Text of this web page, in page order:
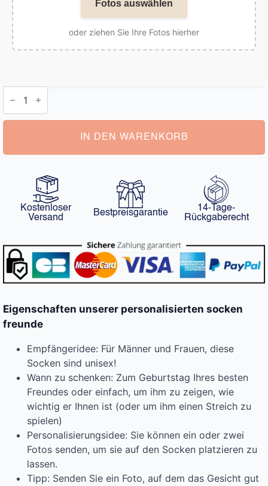
Fotos auswählen
oder ziehen Sie Ihre Fotos hierher
Personalisierte
Socken
Menge
IN DEN WARENKORB
Kostenloser
Versand
Bestpreisgarantie
14-Tage-
Rückgaberecht
Eigenschaften unserer personalisierten socken
freunde
Empfängeridee: Für Männer und Frauen, diese
Socken sind unisex!
Wann zu schenken: Zum Geburtstag Ihres besten
Freundes oder einfach, um ihm zu zeigen, wie
wichtig er Ihnen ist (oder um ihm einen Streich zu
spielen)
Personalisierungsidee: Sie können ein oder zwei
Fotos senden, um sie auf den Socken platzieren zu
lassen.
Tipp: Senden Sie ein Foto, auf dem das Gesicht gut